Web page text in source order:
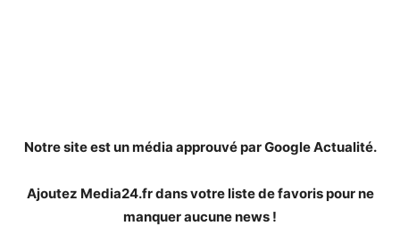
Notre site est un média approuvé par Google Actualité.
Ajoutez Media24.fr dans votre liste de favoris pour ne
manquer aucune news !